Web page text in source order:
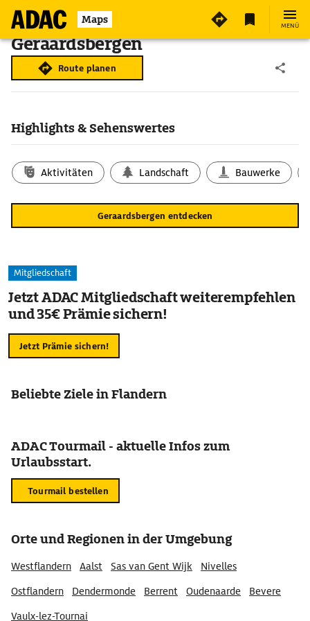
Maps MENÜ
Geraardsbergen
Route planen
Highlights & Sehenswertes
Aktivitäten Landschaft Bauwerke
Geraardsbergen entdecken
Mitgliedschaft
Jetzt ADAC Mitgliedschaft weiterempfehlen
und 35€ Prämie sichern!
Jetzt Prämie sichern!
Beliebte Ziele in Flandern
ADAC Tourmail - aktuelle Infos zum
Urlaubsstart.
Tourmail bestellen
Orte und Regionen in der Umgebung
Westflandern Aalst Sas van Gent Wijk
Nivelles
Ostflandern
Dendermonde Berrent Oudenaarde
Bevere
Vaulx-lez-Tournai